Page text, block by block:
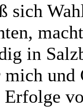
sich
in
und
Erfolge